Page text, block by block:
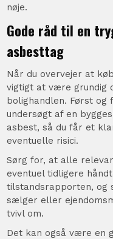
nøje.
Gode råd til en
asbesttag
Når du overvejer at
vigtigt at være grundig
bolighandlen. Først
undersøgt af en
asbest, så du får et
eventuelle risici.
Sørg for, at alle
eventuel tidligere
tilstandsrapporten, og
sælger eller
tvivl om.
Det kan også være en